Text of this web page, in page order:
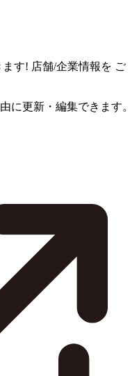
ます! 店舗/企業情報を ご
に更新・編集できます。